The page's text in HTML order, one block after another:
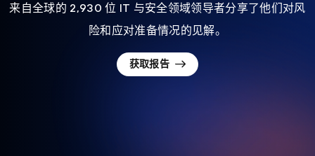
来自全球的 2,930 位 IT 与安全领域领导者分享了他们对风
险和应对准备情况的见解。
获取报告